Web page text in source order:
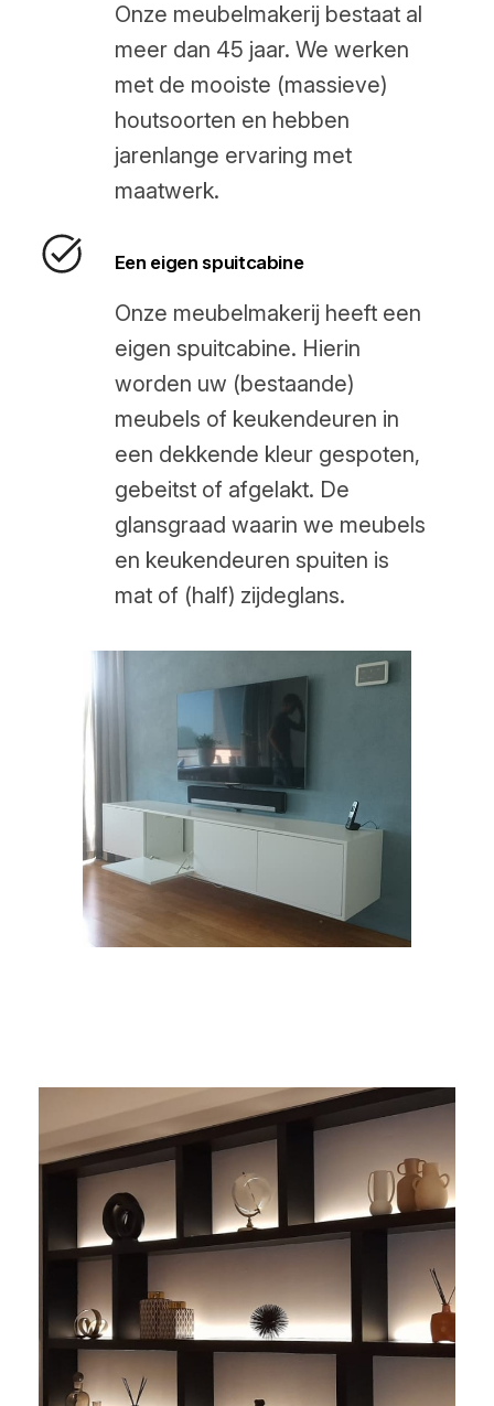
Onze meubelmakerij bestaat al
meer dan 45 jaar. We werken
met de mooiste (massieve)
houtsoorten en hebben
jarenlange ervaring met
maatwerk.
Een eigen spuitcabine
Onze meubelmakerij heeft een
eigen spuitcabine. Hierin
worden uw (bestaande)
meubels of keukendeuren in
een dekkende kleur gespoten,
gebeitst of afgelakt. De
glansgraad waarin we meubels
en keukendeuren spuiten is
mat of (half) zijdeglans.